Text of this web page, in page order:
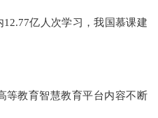
亿人次学习，我国慕课建
教育智慧教育平台内容不断